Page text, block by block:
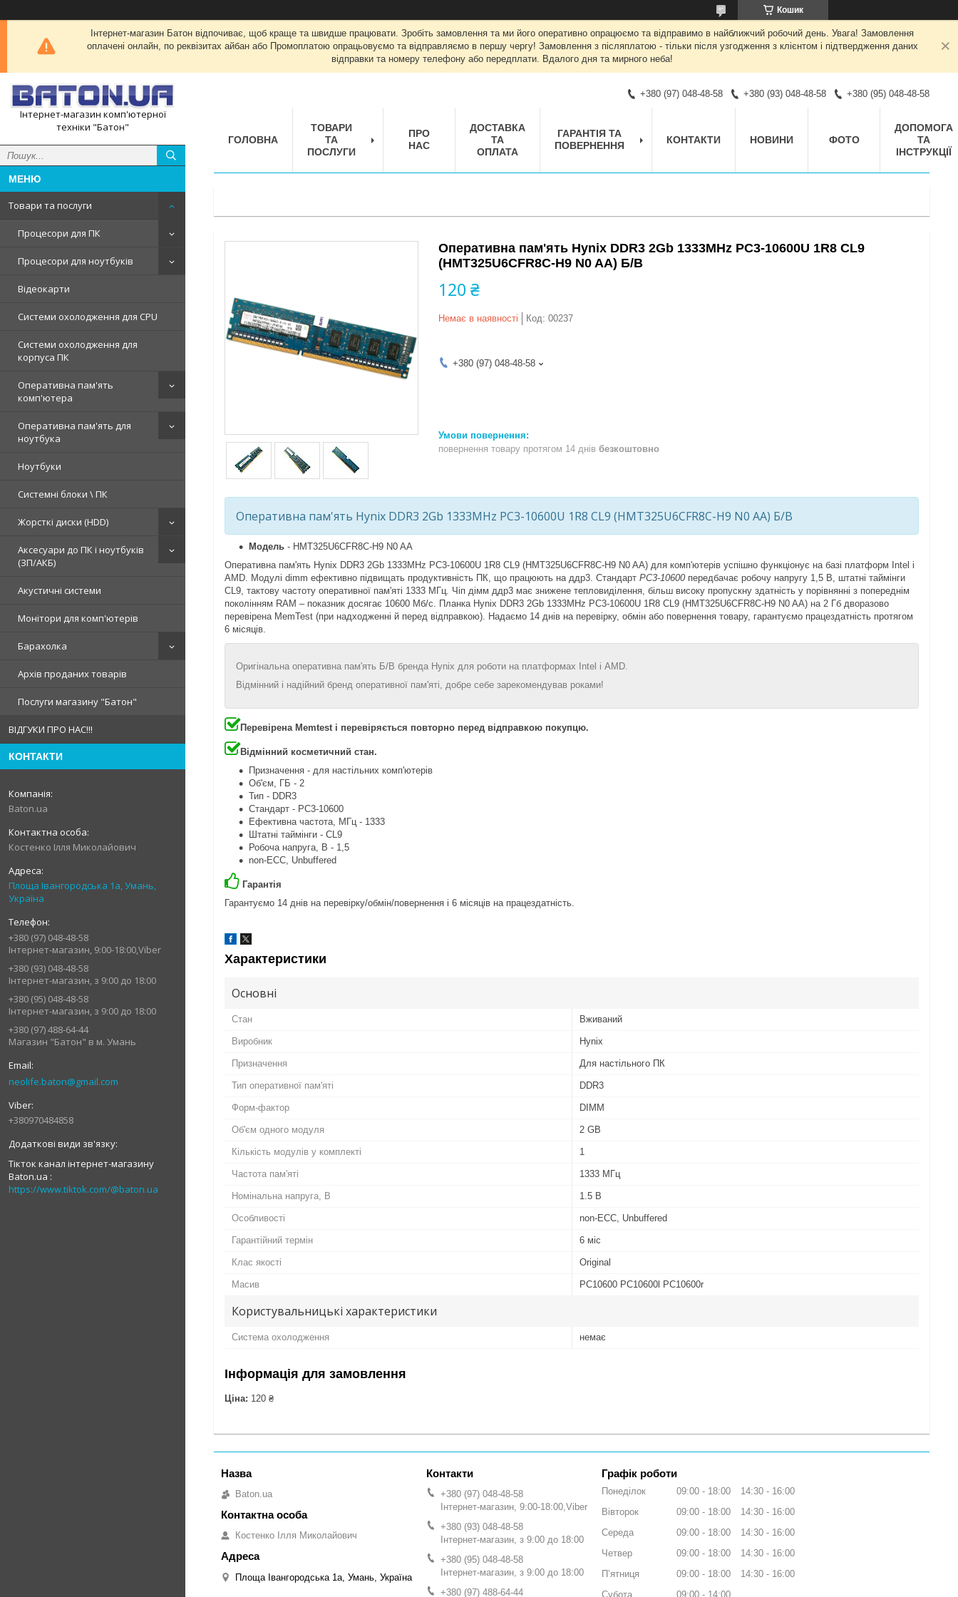
Кошик
Інтернет-магазин Батон відпочиває, щоб краще та швидше працювати. Зробіть замовлення та ми його оперативно опрацюємо та відправимо в найближчий робочий день. Увага! Замовлення
оплачені онлайн, по реквізитах айбан або Промоплатою опрацьовуємо та відправляємо в першу чергу! Замовлення з післяплатою - тільки після узгодження з клієнтом і підтвердження даних
відправки та номеру телефону або передплати. Вдалого дня та мирного неба!
Інтернет-магазин комп'ютерної
техніки "Батон"
Товари та послуги
Процесори для ПК
Процесори для ноутбуків
Відеокарти
Системи охолодження для CPU
Системи охолодження для
корпуса ПК
Оперативна пам'ять
комп'ютера
Оперативна пам'ять для
ноутбука
Ноутбуки
Системні блоки \ ПК
Жорсткі диски (HDD)
Аксесуари до ПК і ноутбуків
(ЗП/АКБ)
Акустичні системи
Монітори для комп'ютерів
Барахолка
Архів проданих товарів
Послуги магазину "Батон"
ВІДГУКИ ПРО НАС!!!
КОНТАКТИ
Baton.ua
Костенко Ілля Миколайович
Площа Івангородська 1а, Умань,
Україна
+380 (97) 048-48-58
Інтернет-магазин, 9:00-18:00,Viber
+380 (93) 048-48-58
Інтернет-магазин, з 9:00 до 18:00
+380 (95) 048-48-58
Інтернет-магазин, з 9:00 до 18:00
+380 (97) 488-64-44
Магазин "Батон" в м. Умань
neolife.baton@gmail.com
+380970484858
Тікток канал інтернет-магазину
Baton.ua
https://www.tiktok.com/@baton.ua
+380 (97) 048-48-58 +380 (93) 048-48-58 +380 (95) 048-48-58
ГОЛОВНА
ТОВАРИ
ТА
ПОСЛУГИ
ПРО
НАС
ДОСТАВКА
ТА
ОПЛАТА
ГАРАНТІЯ ТА
ПОВЕРНЕННЯ
КОНТАКТИ НОВИНИ ФОТО
ДОПОМОГА
ТА
ІНСТРУКЦІЇ
Оперативна пам'ять Hynix DDR3 2Gb 1333MHz PC3-10600U 1R8 CL9
(HMT325U6CFR8C-H9 N0 AA) Б/В
120 ₴
Немає в наявності Код: 00237
+380 (97) 048-48-58
повернення товару протягом 14 днів безкоштовно
Оперативна пам'ять Hynix DDR3 2Gb 1333MHz PC3-10600U 1R8 CL9 (HMT325U6CFR8C-H9 N0 AA) Б/В
Модель - HMT325U6CFR8C-H9 N0 AA
Оперативна пам'ять Hynix DDR3 2Gb 1333MHz PC3-10600U 1R8 CL9 (HMT325U6CFR8C-H9 N0 AA) для комп'ютерів успішно функціонує на базі платформ Intel і
AMD. Модулі dimm ефективно підвищать продуктивність ПК, що працюють на ддр3. Стандарт PC3-10600 передбачає робочу напругу 1,5 В, штатні таймінги
CL9, тактову частоту оперативної пам'яті 1333 МГц. Чіп дімм ддр3 має знижене тепловиділення, більш високу пропускну здатність у порівнянні з попереднім
поколінням RAM – показник досягає 10600 Мб/с. Планка Hynix DDR3 2Gb 1333MHz PC3-10600U 1R8 CL9 (HMT325U6CFR8C-H9 N0 AA) на 2 Гб дворазово
перевірена MemTest (при надходженні й перед відправкою). Надаємо 14 днів на перевірку, обмін або повернення товару, гарантуємо працездатність протягом
6 місяців.
Оригінальна оперативна пам'ять Б/В бренда Hynix для роботи на платформах Intel і AMD.
Відмінний і надійний бренд оперативної пам'яті, добре себе зарекомендував роками!
Перевірена Memtest і перевіряється повторно перед відправкою покупцю.
Відмінний косметичний стан.
Призначення - для настільних комп'ютерів
Об'єм, ГБ - 2
Тип - DDR3
Стандарт - PC3-10600
Ефективна частота, МГц - 1333
Штатні таймінги - CL9
Робоча напруга, В - 1,5
non-ECC, Unbuffered
Гарантія
Гарантуємо 14 днів на перевірку/обмін/повернення і 6 місяців на працездатність.
Характеристики
Основні
Стан Вживаний
Виробник Hynix
Призначення Для настільного ПК
Тип оперативної пам'яті DDR3
Форм-фактор DIMM
Об'єм одного модуля 2 GB
Кількість модулів у комплекті 1
Частота пам'яті 1333 МГц
Номінальна напруга, В 1.5 В
Особливості non-ECC, Unbuffered
Гарантійний термін 6 міс
Клас якості Original
Масив PC10600 PC10600l PC10600r
Користувальницькі характеристики
Система охолодження немає
Інформація для замовлення
Ціна: 120 ₴
Baton.ua
Костенко Ілля Миколайович
Площа Івангородська 1а, Умань, Україна
+380 (97) 048-48-58
Інтернет-магазин, 9:00-18:00,Viber
+380 (93) 048-48-58
Інтернет-магазин, з 9:00 до 18:00
+380 (95) 048-48-58
Інтернет-магазин, з 9:00 до 18:00
+380 (97) 488-64-44
Графік роботи
Понеділок 09:00 18:00 14:30
16:00
Вівторок
09:00 18:00 14:30
16:00
Середа
09:00 18:00 14:30
16:00
Четвер
09:00 18:00 14:30
16:00
Пʼятниця
09:00 18:00 14:30
16:00
Субота
09:00 14:00